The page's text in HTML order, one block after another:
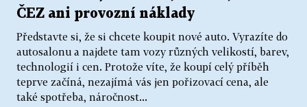
ČEZ ani provozní náklady
Představte si, že si chcete koupit nové auto. Vyrazíte do
autosalonu a najdete tam vozy různých velikostí, barev,
technologií i cen. Protože víte, že koupí celý příběh
teprve začíná, nezajímá vás jen pořizovací cena, ale
také spotřeba, náročnost...